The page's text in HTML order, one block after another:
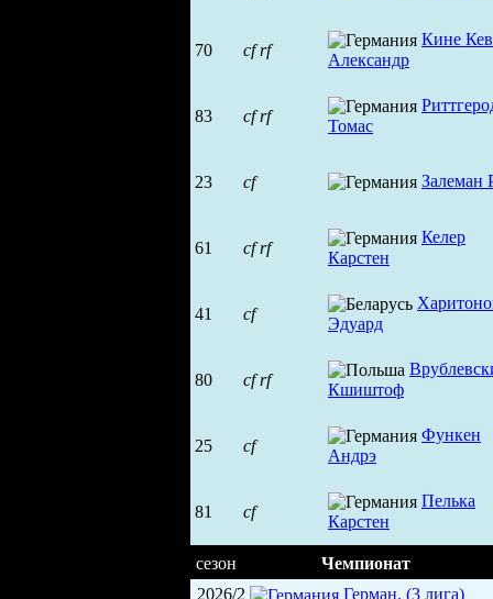
70 cf rf
Кине
Александр
83 cf rf
Томас
23 cf Залеман
61 cf rf
Келер
Карстен
41 cf
Эдуард
80 cf rf
Кшиштоф
25 cf
Функен
Андрэ
81 cf
Пелька
Карстен
сезон
Чемпионат
2026/2
Герман. (3 лига)